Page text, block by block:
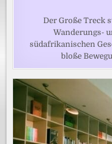
Der Große Treck
Wanderungs-
südafrikanischen
bloße